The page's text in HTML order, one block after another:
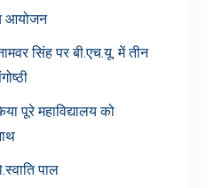
आयोजन
सिंह पर बी.एच.यू. में तीन
पूरे महाविद्यालय को
पाल